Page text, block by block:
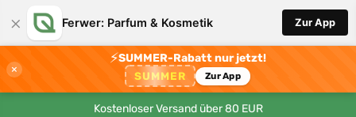
× Ferwer: Parfum & Kosmetik Zur App
×
⚡SUMMER-Rabatt nur jetzt!
SUMMER Zur App
Kostenloser Versand über 80 EUR